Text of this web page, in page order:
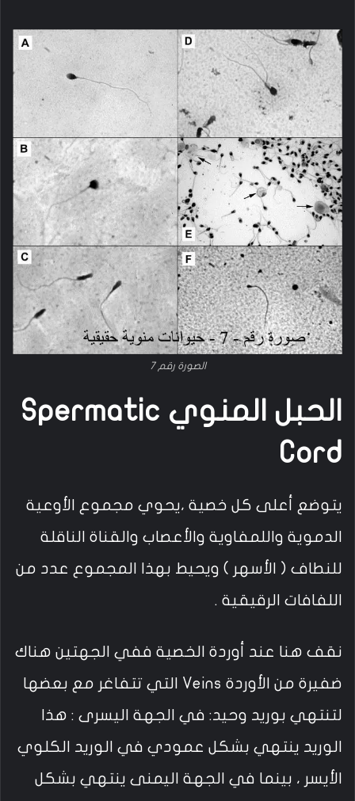
الصورة رقم 7
الحبل المنوي Spermatic
Cord
يتوضع أعلى كل خصية ،يحوي مجموع الأوعية
الدموية واللمفاوية والأعصاب والقناة الناقلة
للنطاف ( الأسهر ) ويحيط بهذا المجموع عدد من
اللفافات الرقيقية .
نقف هنا عند أوردة الخصية ففي الجهتين هناك
ضفيرة من الأوردة Veins التي تتفاغر مع بعضها
لتنتهي بوريد وحيد: في الجهة اليسرى : هذا
الوريد ينتهي بشكل عمودي في الوريد الكلوي
الأيسر ، بينما في الجهة اليمنى ينتهي بشكل